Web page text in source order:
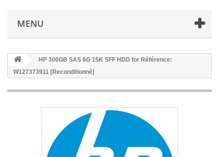
MENU
HP 300GB SAS 6G 15K SFF HDD for Référence:
W127373911 [Reconditionné]